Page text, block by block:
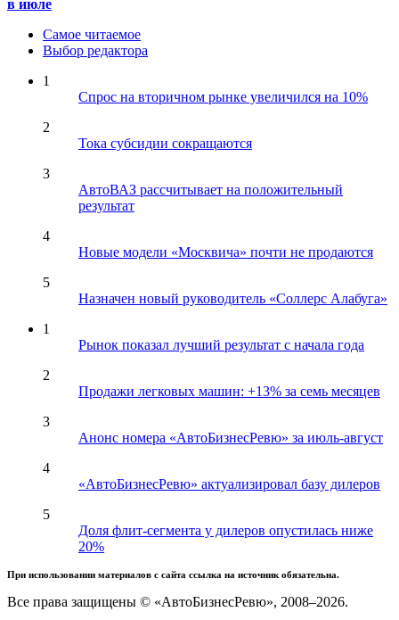
в июле
Самое читаемое
Выбор редактора
1
Спрос на вторичном рынке увеличился на 10%
2
Тока субсидии сокращаются
3
АвтоВАЗ рассчитывает на положительный
результат
4
Новые модели «Москвича» почти не продаются
5
Назначен новый руководитель «Соллерс Алабуга»
1
Рынок показал лучший результат с начала года
2
Продажи легковых машин: +13% за семь месяцев
3
Анонс номера «АвтоБизнесРевю» за июль-август
4
«АвтоБизнесРевю» актуализировал базу дилеров
5
Доля флит-сегмента у дилеров опустилась ниже
20%
При использовании материалов с сайта ссылка на источник обязательна.
Все права защищены © «АвтоБизнесРевю», 2008–2026.